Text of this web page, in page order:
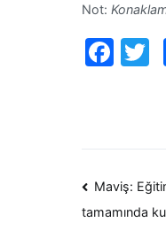
Not:
Yazı
Maviş:
tamamında